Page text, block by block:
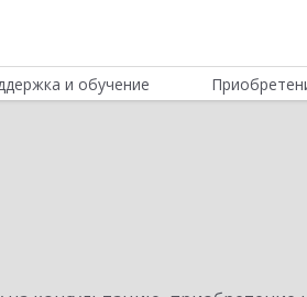
и обучение